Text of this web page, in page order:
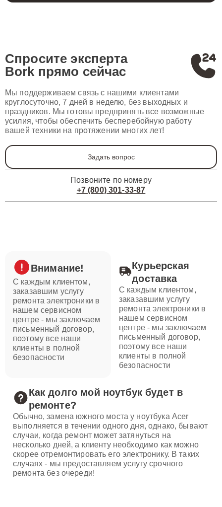
Спросите эксперта
Bork прямо сейчас
Мы поддерживаем связь с нашими клиентами
круглосуточно, 7 дней в неделю, без выходных и
праздников. Мы готовы предпринять все возможные
усилия, чтобы обеспечить бесперебойную работу
вашей техники на протяжении многих лет!
Задать вопрос
Позвоните по номеру
+7 (800) 301-33-87
Внимание!
С каждым клиентом,
заказавшим услугу
ремонта электроники в
нашем сервисном
центре - мы заключаем
письменный договор,
поэтому все наши
клиенты в полной
безопасности
Курьерская
доставка
С каждым клиентом,
заказавшим услугу
ремонта электроники в
нашем сервисном
центре - мы заключаем
письменный договор,
поэтому все наши
клиенты в полной
безопасности
Как долго мой ноутбук будет в
ремонте?
Обычно, замена южного моста у ноутбука Acer
выполняется в течении одного дня, однако, бывают
случаи, когда ремонт может затянуться на
несколько дней, а клиенту необходимо как можно
скорее отремонтировать его электронику. В таких
случаях - мы предоставляем услугу срочного
ремонта без очереди!